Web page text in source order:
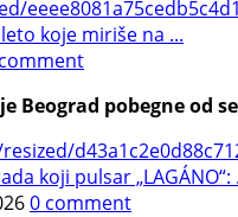
koje miriše na ...
Beograd pobegne od
koji pulsar „LAGÁNO“:
0 comment